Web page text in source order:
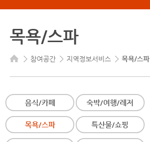
목욕/스파
참여공간 지역정보서비스 목욕/스파
음식/카페 숙박/여행/레저
목욕/스파 특산물/쇼핑